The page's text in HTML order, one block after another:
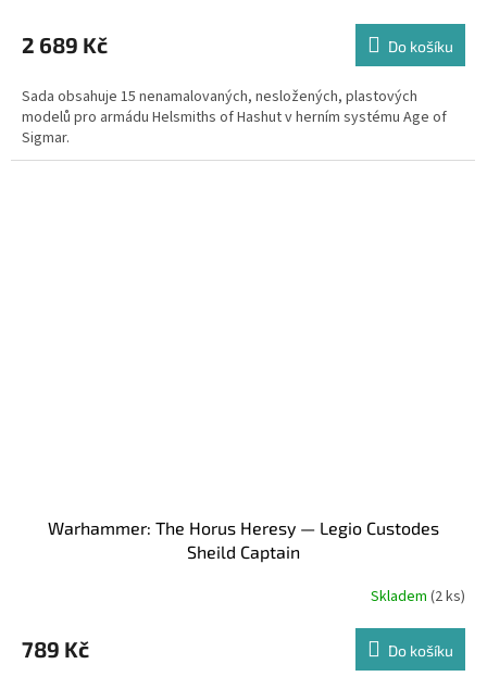
2 689 Kč Do košíku
Sada obsahuje 15 nenamalovaných, nesložených, plastových
modelů pro armádu Helsmiths of Hashut v herním systému Age of
Sigmar.
Warhammer: The Horus Heresy — Legio Custodes
Sheild Captain
Skladem (2 ks)
789 Kč Do košíku